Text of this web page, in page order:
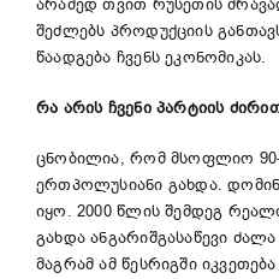
არამედ თვით რუსეთის
შეძლებს პროდუქციის
წაადგება ჩვენს ეკონომიკას.
რა არის ჩვენი პარტიის
ცნობილია, რომ მსოფლიო
ერთპოლუსიანი გახდა.
იყო. 2000 წლის შემდეგ
გახდა ანგარიშგასაწევი
მაგრამ ამ წესრიგში